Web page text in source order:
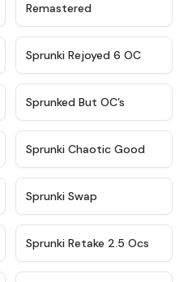
Remastered
★ 4.4
Sprunki Rejoyed 6 OC
Sprunked But OC’s
★ 4.7
Sprunki Chaotic Good
Sprunki Swap
★ 4.6
Sprunki Retake 2.5 Ocs